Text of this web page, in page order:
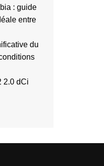
: guide
entre
du
2.0 dCi